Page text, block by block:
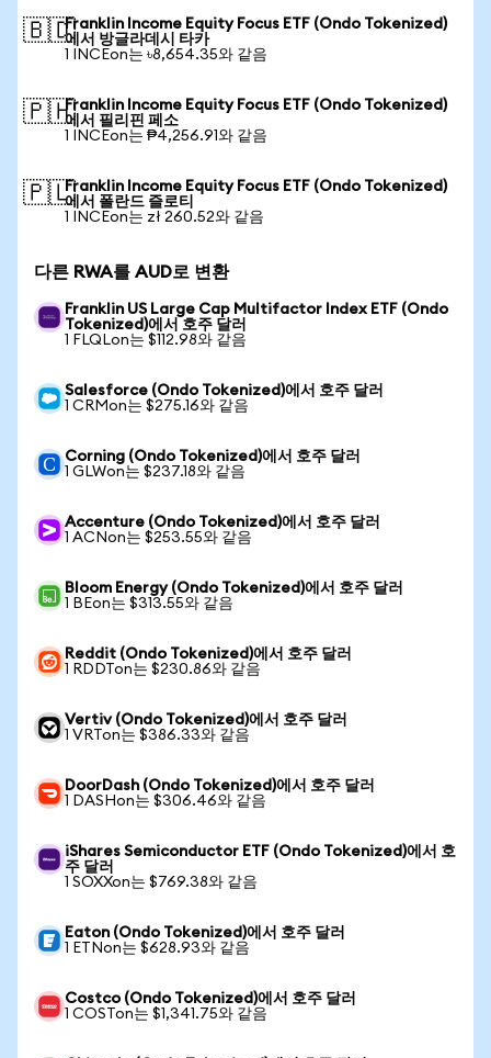
🇧🇩Franklin Income Equity Focus ETF (Ondo Tokenized)
에서 방글라데시 타카
1 INCEon는 ৳8,654.35와 같음
🇵🇭Franklin Income Equity Focus ETF (Ondo Tokenized)
에서 필리핀 페소
1 INCEon는 ₱4,256.91와 같음
🇵🇱Franklin Income Equity Focus ETF (Ondo Tokenized)
에서 폴란드 즐로티
1 INCEon는 zł 260.52와 같음
다른 RWA를 AUD로 변환
Franklin US Large Cap Multifactor Index ETF (Ondo
Tokenized)에서 호주 달러
1 FLQLon는 $112.98와 같음
Salesforce (Ondo Tokenized)에서 호주 달러
1 CRMon는 $275.16와 같음
Corning (Ondo Tokenized)에서 호주 달러
1 GLWon는 $237.18와 같음
Accenture (Ondo Tokenized)에서 호주 달러
1 ACNon는 $253.55와 같음
Bloom Energy (Ondo Tokenized)에서 호주 달러
1 BEon는 $313.55와 같음
Reddit (Ondo Tokenized)에서 호주 달러
1 RDDTon는 $230.86와 같음
Vertiv (Ondo Tokenized)에서 호주 달러
1 VRTon는 $386.33와 같음
DoorDash (Ondo Tokenized)에서 호주 달러
1 DASHon는 $306.46와 같음
iShares Semiconductor ETF (Ondo Tokenized)에서 호
주 달러
1 SOXXon는 $769.38와 같음
Eaton (Ondo Tokenized)에서 호주 달러
1 ETNon는 $628.93와 같음
Costco (Ondo Tokenized)에서 호주 달러
1 COSTon는 $1,341.75와 같음